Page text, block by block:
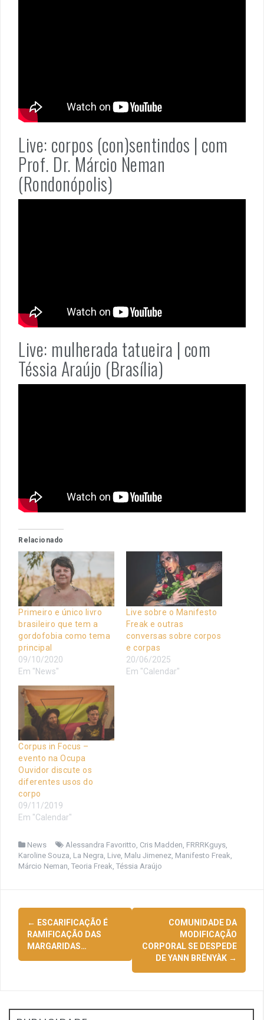
Live: corpos (con)sentindos | com
Prof. Dr. Márcio Neman
(Rondonópolis)
Live: mulherada tatueira | com
Téssia Araújo (Brasília)
Relacionado
Primeiro e único livro
brasileiro que tem a
gordofobia como tema
principal
09/10/2020
Em "News"
Live sobre o Manifesto
Freak e outras
conversas sobre corpos
e corpas
20/06/2025
Em "Calendar"
Corpus in Focus –
evento na Ocupa
Ouvidor discute os
diferentes usos do
corpo
09/11/2019
Em "Calendar"
News Alessandra Favoritto, Cris Madden, FRRRKguys,
Karoline Souza, La Negra, Live, Malu Jimenez, Manifesto Freak,
Márcio Neman, Teoria Freak, Téssia Araújo
Navegação
de
posts
← ESCARIFICAÇÃO É
RAMIFICAÇÃO DAS
MARGARIDAS…
COMUNIDADE DA
MODIFICAÇÃO
CORPORAL SE DESPEDE
DE YANN BRËNYÀK →